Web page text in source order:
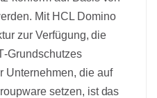
Mit HCL Domino
zur Verfügung, die
Unternehmen, die auf
setzen, ist das